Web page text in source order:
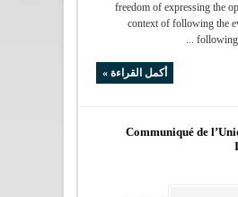
freedom of expressing the
context of following the
following
أكمل القراءة »
Communiqué de